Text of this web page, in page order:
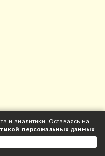
и аналитики. Оставаясь на
персональных данных.